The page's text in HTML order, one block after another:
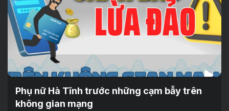
Phụ nữ Hà Tĩnh trước những cạm bẫy trên
không gian mạng